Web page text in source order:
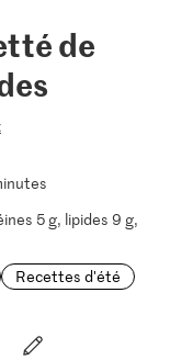
de
5 g, lipides 9 g,
Recettes d'été